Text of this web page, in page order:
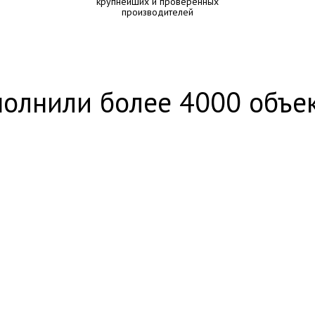
производителей
более 4000